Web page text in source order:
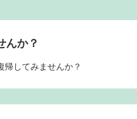
んか？
してみませんか？